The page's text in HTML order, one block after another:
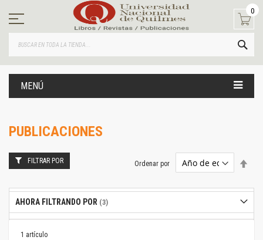
contenido
0
MENÚ
PUBLICACIONES
1 artículo
Ordenar por
FILTRAR POR
AHORA FILTRANDO POR